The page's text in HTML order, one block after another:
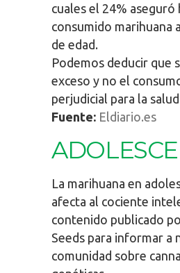
cuales el 24% aseguró
consumido marihuana
de edad.
Podemos deducir que
exceso y no el
perjudicial para la
Fuente: Eldiario.es
La marihuana en
afecta al cociente
contenido publicado
Seeds para informar a
comunidad sobre